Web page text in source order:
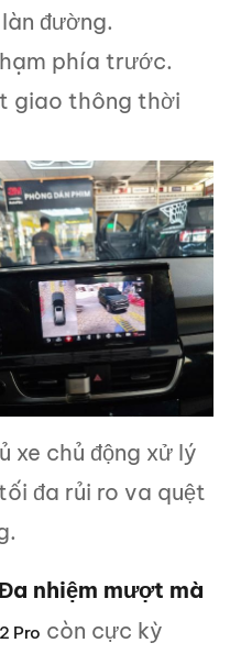
đường.
phía trước.
giao thông thời
xe chủ động xử lý
đa rủi ro va quệt
nhiệm mượt mà
Pro còn cực kỳ